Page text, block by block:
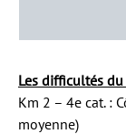
Les difficultés
Km 2 – 4e cat. :
moyenne)